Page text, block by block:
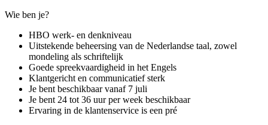
Wie ben je?
HBO werk- en denkniveau
Uitstekende beheersing van de Nederlandse taal, zowel
mondeling als schriftelijk
Goede spreekvaardigheid in het Engels
Klantgericht en communicatief sterk
Je bent beschikbaar vanaf 7 juli
Je bent 24 tot 36 uur per week beschikbaar
Ervaring in de klantenservice is een pré